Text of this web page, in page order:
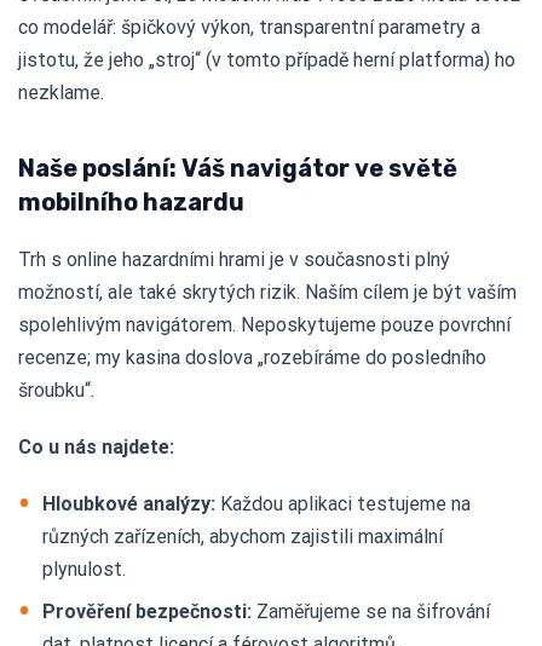
co modelář: špičkový výkon, transparentní parametry a
jistotu, že jeho „stroj“ (v tomto případě herní platforma) ho
nezklame.
Naše poslání: Váš navigátor ve světě
mobilního hazardu
Trh s online hazardními hrami je v současnosti plný
možností, ale také skrytých rizik. Naším cílem je být vaším
spolehlivým navigátorem. Neposkytujeme pouze povrchní
recenze; my kasina doslova „rozebíráme do posledního
šroubku“.
Co u nás najdete:
Hloubkové analýzy: Každou aplikaci testujeme na
různých zařízeních, abychom zajistili maximální
plynulost.
Prověření bezpečnosti: Zaměřujeme se na šifrování